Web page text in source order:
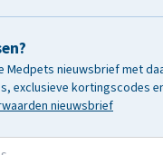
Medpets nieuwsbrief met
exclusieve kortingscodes
nieuwsbrief